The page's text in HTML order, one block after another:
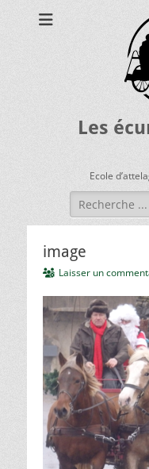
Les
Ecole
Rechercher :
image
Laisser un